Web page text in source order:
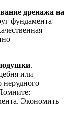
дренажа на
фундамента
.
или
нерудного
Экономить